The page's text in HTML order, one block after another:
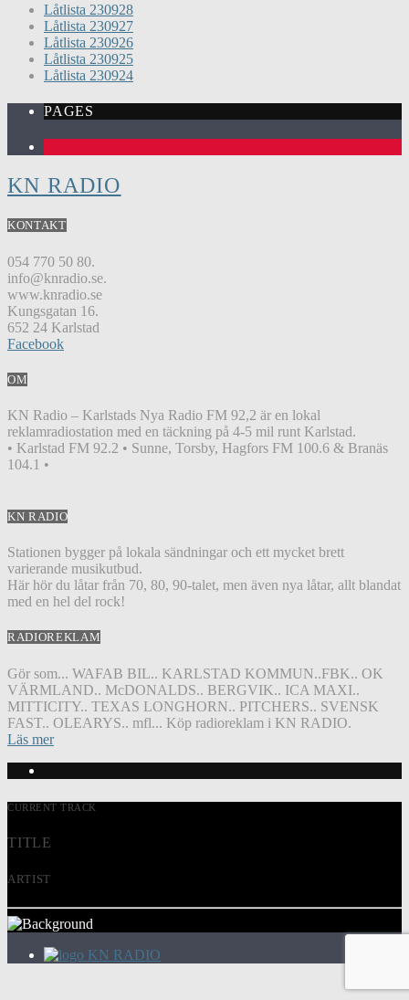
Låtlista 230928
Låtlista 230927
Låtlista 230926
Låtlista 230925
Låtlista 230924
PAGES
KN RADIO
KONTAKT
054 770 50 80.
info@knradio.se.
www.knradio.se
Kungsgatan 16.
652 24 Karlstad
Facebook
OM
KN Radio – Karlstads Nya Radio FM 92,2 är en lokal
reklamradiostation med en täckning på 4-5 mil runt Karlstad.
• Karlstad FM 92.2 • Sunne, Torsby, Hagfors FM 100.6 & Branäs
104.1 •
KN RADIO
Stationen bygger på lokala sändningar och ett mycket brett
varierande musikutbud.
Här hör du låtar från 70, 80, 90-talet, men även nya låtar, allt blandat
med en hel del rock!
RADIOREKLAM
Gör som... WAFAB BIL.. KARLSTAD KOMMUN..FBK.. OK
VÄRMLAND.. McDONALDS.. BERGVIK.. ICA MAXI..
MITTICITY.. TEXAS LONGHORN.. PITCHERS.. SVENSK
FAST.. OLEARYS.. mfl... Köp radioreklam i KN RADIO.
Läs mer
CURRENT TRACK
TITLE
ARTIST
KN RADIO